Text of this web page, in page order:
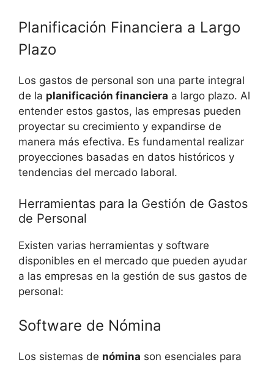
Planificación Financiera a Largo
Plazo
Los gastos de personal son una parte integral
de la planificación financiera a largo plazo. Al
entender estos gastos, las empresas pueden
proyectar su crecimiento y expandirse de
manera más efectiva. Es fundamental realizar
proyecciones basadas en datos históricos y
tendencias del mercado laboral.
Herramientas para la Gestión de Gastos
de Personal
Existen varias herramientas y software
disponibles en el mercado que pueden ayudar
a las empresas en la gestión de sus gastos de
personal:
Software de Nómina
Los sistemas de nómina son esenciales para